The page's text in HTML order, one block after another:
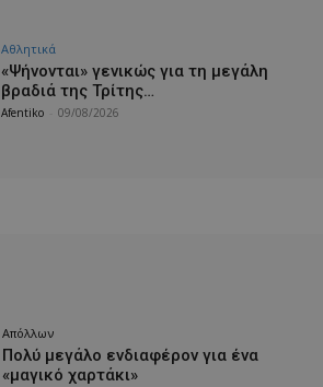
Αθλητικά
«Ψήνονται» γενικώς για τη μεγάλη
βραδιά της Τρίτης…
Afentiko 09/08/2026
Απόλλων
Πολύ μεγάλο ενδιαφέρον για ένα
«μαγικό χαρτάκι»